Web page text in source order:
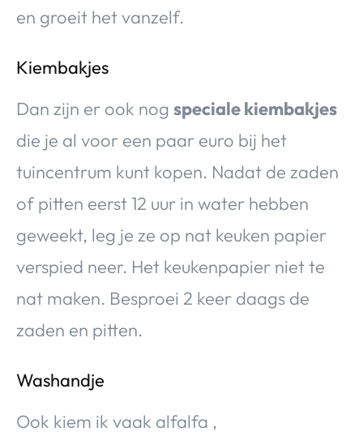
en groeit het vanzelf.
Kiembakjes
Dan zijn er ook nog speciale kiembakjes
die je al voor een paar euro bij het
tuincentrum kunt kopen. Nadat de zaden
of pitten eerst 12 uur in water hebben
geweekt, leg je ze op nat keuken papier
verspied neer. Het keukenpapier niet te
nat maken. Besproei 2 keer daags de
zaden en pitten.
Washandje
Ook kiem ik vaak alfalfa ,